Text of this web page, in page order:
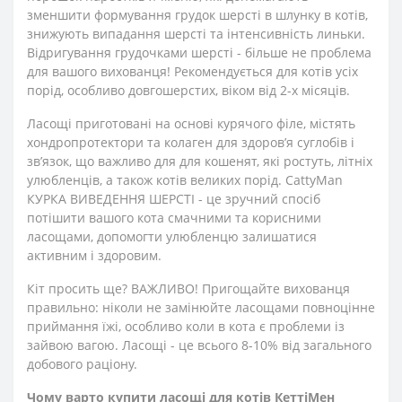
зменшити формування грудок шерсті в шлунку в котів,
знижують випадання шерсті та інтенсивність линьки.
Відригування грудочками шерсті - більше не проблема
для вашого вихованця! Рекомендується для котів усіх
порід, особливо довгошерстих, віком від 2-х місяців.
Ласощі приготовані на основі курячого філе, містять
хондропротектори та колаген для здоров’я суглобів і
зв’язок, що важливо для для кошенят, які ростуть, літніх
улюбленців, а також котів великих порід. CattyMan
КУРКА ВИВЕДЕННЯ ШЕРСТІ - це зручний спосіб
потішити вашого кота смачними та корисними
ласощами, допомогти улюбленцю залишатися
активним і здоровим.
Кіт просить ще? ВАЖЛИВО! Пригощайте вихованця
правильно: ніколи не замінюйте ласощами повноцінне
приймання їжі, особливо коли в кота є проблеми із
зайвою вагою. Ласощі - це всього 8-10% від загального
добового раціону.
Чому варто купити ласощі для котів КеттіМен